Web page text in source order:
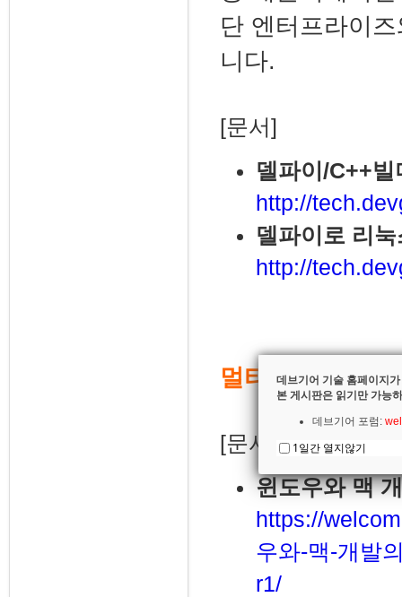
단 엔터프라이
니다.
[문서]
델파이/C++
http://
델파이로 리
http://
멀티-디바이스
[문서]
윈도우와 맥
https://
우와-맥-개발
r1/
데브기어 기술 홈페이지
본 게시판은 읽기만 가능
데브기어 포럼:
1일간 열지않기